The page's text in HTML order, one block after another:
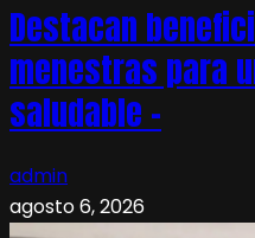
Destacan
menestras para
saludable –
admin
agosto 6, 2026